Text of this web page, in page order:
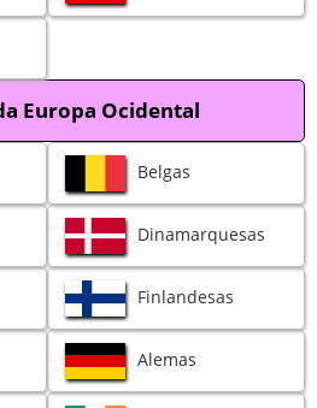
Europa Ocidental
Belgas
Dinamarquesas
Finlandesas
Alemas